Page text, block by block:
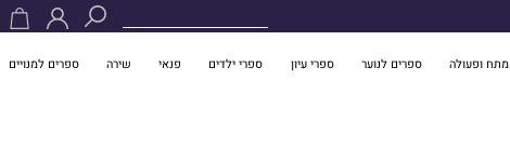
מתח ופעולה ספרים לנוער ספרי עיון ספרי ילדים פנאי שירה ספרים למנויים